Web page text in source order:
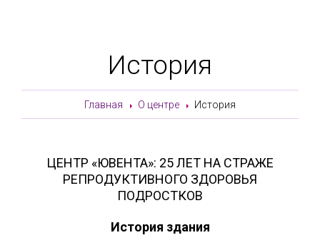
История
Главная О центре История
ЦЕНТР «ЮВЕНТА»: 25 ЛЕТ НА СТРАЖЕ
РЕПРОДУКТИВНОГО ЗДОРОВЬЯ
ПОДРОСТКОВ
История здания